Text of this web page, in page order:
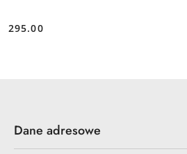
Cena:
295.00
Dane adresowe